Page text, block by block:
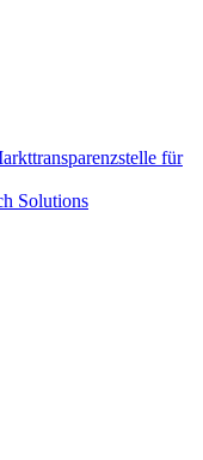
für
Solutions